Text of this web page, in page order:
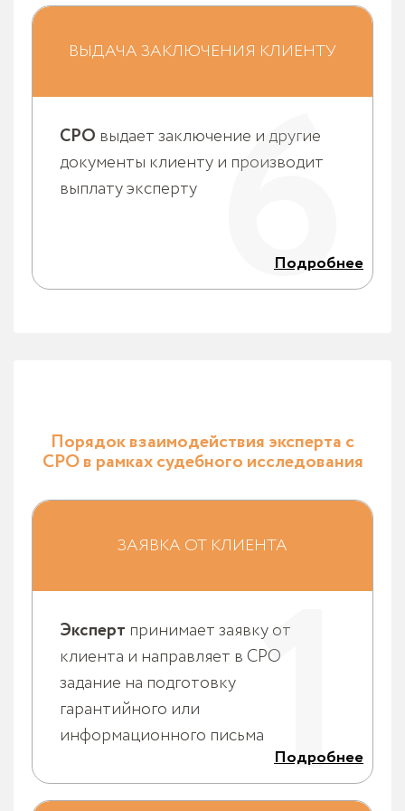
ВЫДАЧА ЗАКЛЮЧЕНИЯ КЛИЕНТУ
Подробнее
договора, счета и акта.
Выплата эксперту производится еженедельно
неделю за все исследования, которые были им
суммы договора.
СРО выдает заключение и другие
документы клиенту и производит
выплату эксперту
6
Порядок взаимодействия эксперта с
СРО в рамках судебного исследования
ЗАЯВКА ОТ КЛИЕНТА
Подробнее
общую стоимость исследования, необходимость
вопросы. Эксперт заполняетЗадание №2на
эксперта) или информационного письма (не
содержит данные эксперта).
Эксперт принимает заявку от
клиента и направляет в СРО
задание на подготовку
гарантийного или
информационного письма1